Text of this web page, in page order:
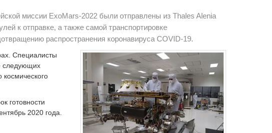
миссии ExoMars-2022 были отправлены из Thales Alenia
к отправке, а также самой транспортировке
распространения коронавируса COVID-19.
Специалисты
следующих
готовности
2020 года.